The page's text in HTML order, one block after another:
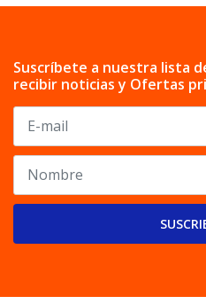
Suscríbete a nuestra lista
recibir noticias y Ofertas